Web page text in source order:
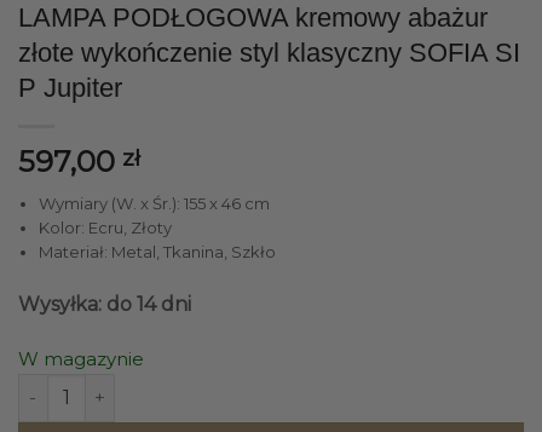
LAMPA PODŁOGOWA kremowy abażur
złote wykończenie styl klasyczny SOFIA SI
P Jupiter
597,00 zł
Wymiary (W. x Śr.): 155 x 46 cm
Kolor: Ecru, Złoty
Materiał: Metal, Tkanina, Szkło
Wysyłka: do 14 dni
W magazynie
ilość LAMPA PODŁOGOWA kremowy abażur złote